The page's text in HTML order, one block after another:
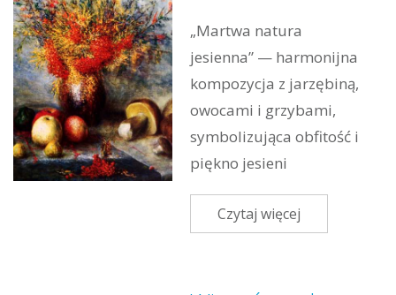
„Martwa natura
jesienna” — harmonijna
kompozycja z jarzębiną,
owocami i grzybami,
symbolizująca obfitość i
piękno jesieni
Czytaj więcej